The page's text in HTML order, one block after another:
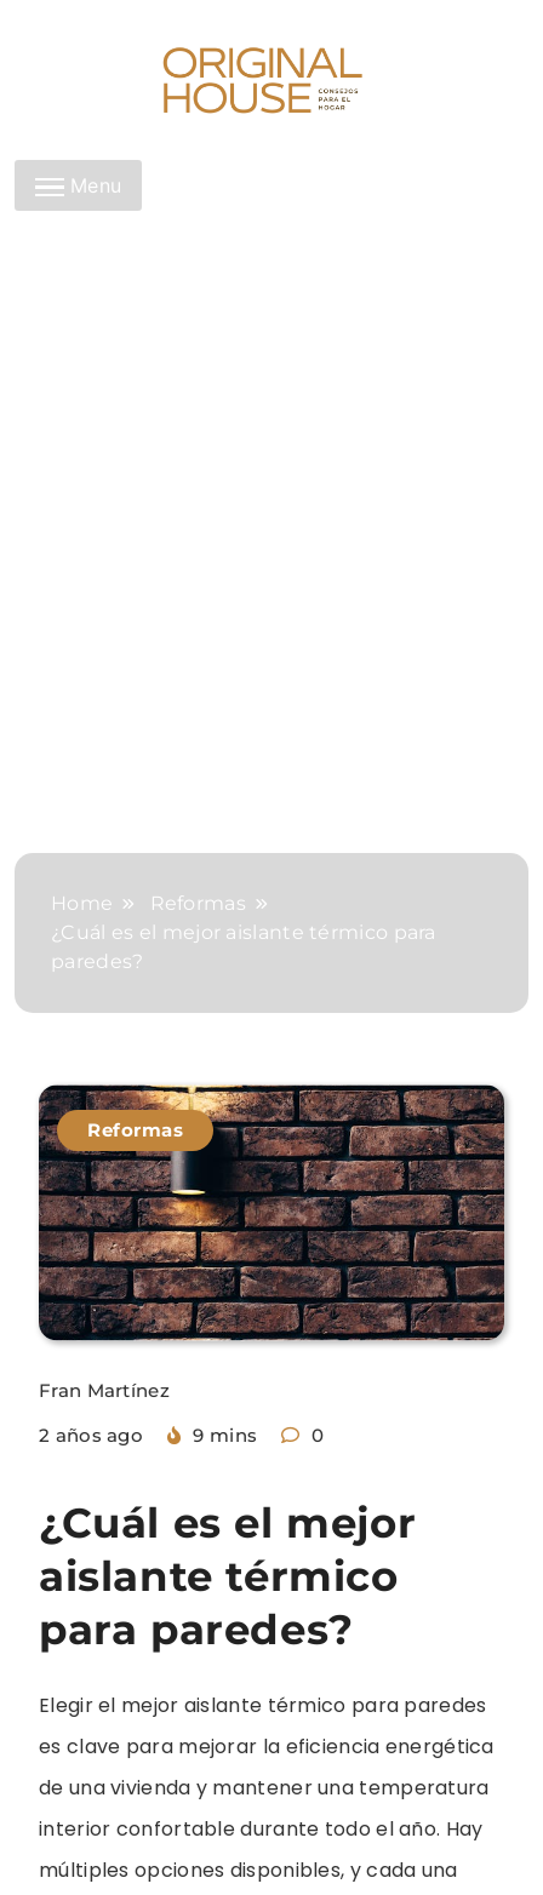
Original House
Menu
Home
Reformas
¿Cuál es el mejor aislante térmico para
paredes?
Reformas
Fran Martínez
2 años ago
9 mins 0
¿Cuál es el mejor
aislante térmico
para paredes?
Elegir el mejor aislante térmico para paredes
es clave para mejorar la eficiencia energética
de una vivienda y mantener una temperatura
interior confortable durante todo el año. Hay
múltiples opciones disponibles, y cada una